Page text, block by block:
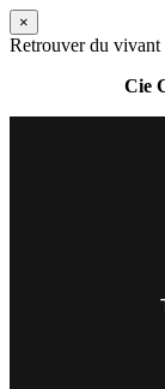
×
Retrouver du vivant
Cie